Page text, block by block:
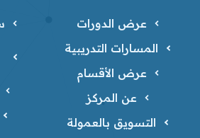
عرض الدورات
المسارات التدريبية
عرض الأقسام
عن المركز
التسويق بالعمولة